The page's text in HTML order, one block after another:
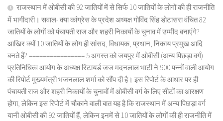
राजस्थान में ओबीसी की 92 जातियों में से सिर्फ 10 जातियों के लोगों की ही राजनीति
में भागीदारी। सवाल- क्या कांग्रेस के प्रदेश अध्यक्ष गोविंद सिंह डोटासरा वंचित 82
जातियों के लोगों को पंचायती राज और शहरी निकायों के चुनाव में उम्मीद बनाएंगे?
आखिर क्यों 10 जातियों के लोग ही सांसद, विधायक, प्रधान, निकाय प्रमुख आदि
बनते हैं? ================ 5 अगस्त को जयपुर में ओबीसी (अन्य पिछड़ा वर्ग)
प्रतिनिधित्व आयोग के अध्यक्ष रिटायर्ड जज मदनलाल भाटी ने 900 पन्नों वाली आयोग
की रिपोर्ट मुख्यमंत्री भजनलाल शर्मा को सौंप दी है। इस रिपोर्ट के आधार पर ही
पंचायती राज और शहरी निकायों के चुनावों में ओबीसी वर्ग के लिए सीटों का आरक्षण
होगा, लेकिन इस रिपोर्ट में चौकाने वाली बात यह है कि राजस्थान में अन्य पिछड़ा वर्ग
यानी ओबीसी की 92 जातियों हैं, लेकिन इनमें से 10 जातियों के लोगों की ही राजनीति में